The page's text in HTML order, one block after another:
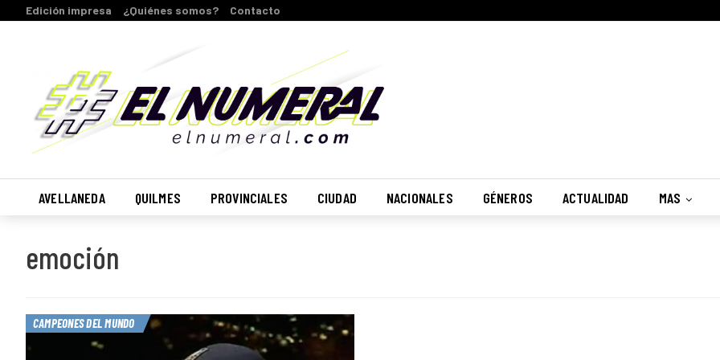
Edición impresa ¿Quiénes somos? Contacto
AVELLANEDA QUILMES PROVINCIALES CIUDAD NACIONALES GÉNEROS ACTUALIDAD MAS
emoción
CAMPEONES DEL MUNDO